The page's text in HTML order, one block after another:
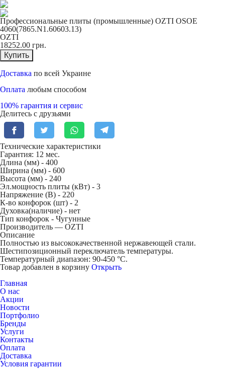
Профессиональные плиты (промышленные) OZTI OSOE
4060(7865.N1.60603.13)
OZTI
18252.00 грн.
Купить
Доставка по всей Украине
Оплата любым способом
100% гарантия и сервис
Делитесь с друзьями
Технические характеристики
Гарантия: 12 мес.
Длина (мм) - 400
Ширина (мм) - 600
Высота (мм) - 240
Эл.мощность плиты (кВт) - 3
Напряжение (В) - 220
К-во конфорок (шт) - 2
Духовка(наличие) - нет
Тип конфорок - Чугунные
Производитель — OZTI
Описание
Полностью из высококачественной нержавеющей стали.
Шестипозиционный переключатель температуры.
Температурный диапазон: 90-450 °C.
Товар добавлен в корзину Открыть
Главная
О нас
Акции
Новости
Портфолио
Бренды
Услуги
Контакты
Оплата
Доставка
Условия гарантии